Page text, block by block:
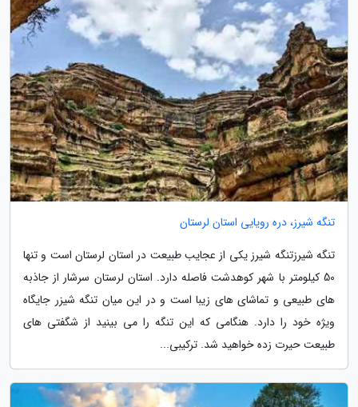
تنگه شیرز، دره رویایی استان لرستان
تنگه شیرزتنگه شیرز یکی از عجایب طبیعت در استان لرستان است و تنها
50 کیلومتر با شهر کوهدشت فاصله دارد. استان لرستان سرشار از جاذبه
های طبیعی و تماشای های زیبا است و در این میان تنگه شیزر جایگاه
ویژه خود را دارد. هنگامی که این تنگه را می بینید از شگفتی های
طبیعت حیرت زده خواهید شد. ترکیبی...